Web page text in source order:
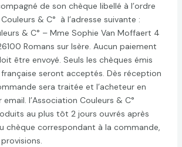
de son chèque libellé à l’ordre
& C° à l’adresse suivante :
& C° – Mme Sophie Van Moffaert 4
Romans sur Isère. Aucun paiement
être envoyé. Seuls les chèques émis
seront acceptés. Dès réception
sera traitée et l’acheteur en
l’Association Couleurs & C°
au plus tôt 2 jours ouvrés après
chèque correspondant à la commande,